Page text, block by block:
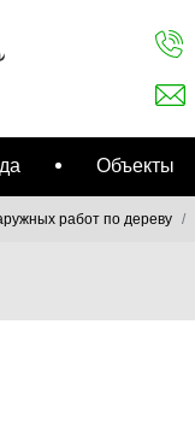
Объекты
работ по дереву